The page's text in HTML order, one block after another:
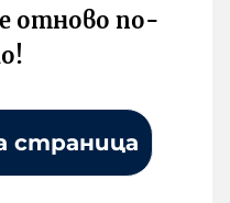
отново по-
страница